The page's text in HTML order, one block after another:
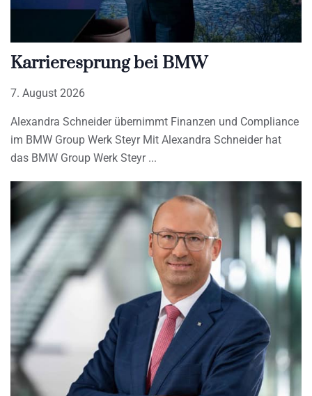
Karrieresprung bei BMW
7. August 2026
Alexandra Schneider übernimmt Finanzen und Compliance
im BMW Group Werk Steyr Mit Alexandra Schneider hat
das BMW Group Werk Steyr